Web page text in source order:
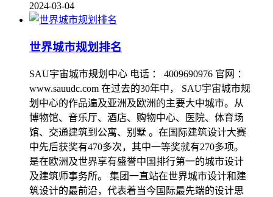
2024-03-04
世界城市规划排名
SAU宇宙城市规划中心 电话 ： 4009690976 官网 ：
www.sauudc.com 在过去的30年中， SAU宇宙城市规
划中心的作品遍及亚洲及欧洲的主要大中城市。从
博物馆、音乐厅、酒店、购物中心、医院、体育场
馆、交通建筑到公寓、别墅 。在国际建筑设计大赛
中先后获奖有470多次，其中一等奖就有270多项。
是在欧洲及世界享有盛誉中国排行第一的城市设计
及建筑师事务所。 集团一直站在世界城市设计和建
筑设计的最前沿，代表着当今国际最先端的设计思